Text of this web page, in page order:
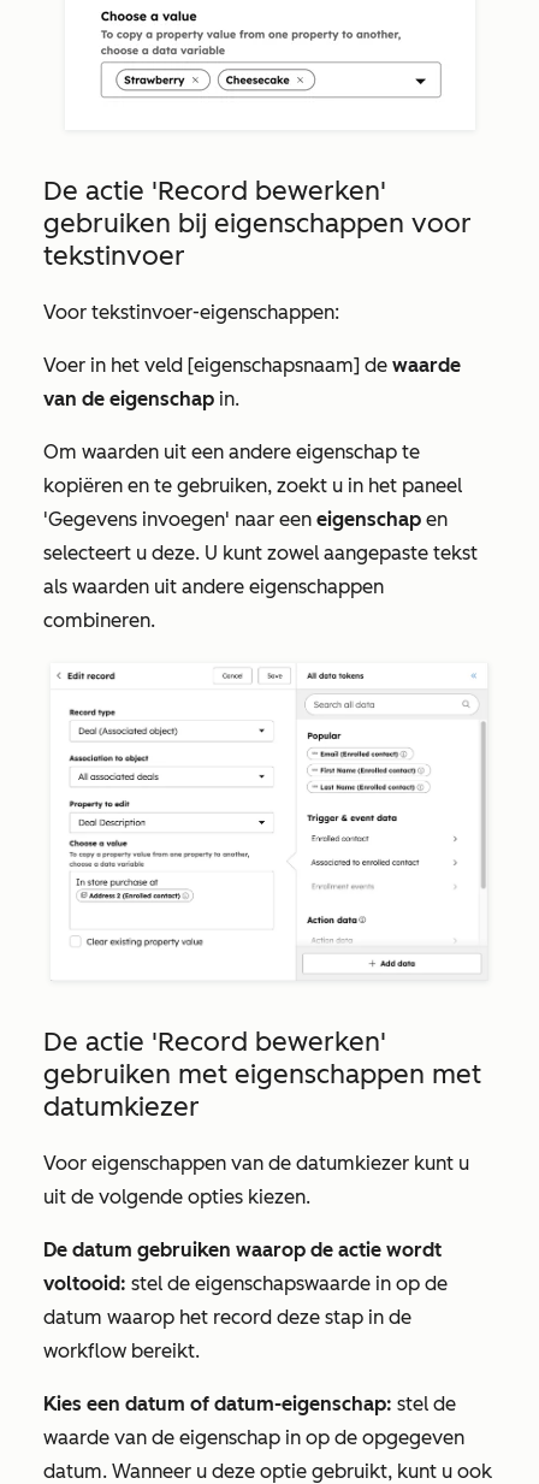
De actie 'Record bewerken'
gebruiken bij eigenschappen voor
tekstinvoer
Voor tekstinvoer-eigenschappen:
Voer in het veld [eigenschapsnaam] de waarde
van de eigenschap in.
Om waarden uit een andere eigenschap te
kopiëren en te gebruiken, zoekt u in het paneel
'Gegevens invoegen' naar een eigenschap en
selecteert u deze. U kunt zowel aangepaste tekst
als waarden uit andere eigenschappen
combineren.
De actie 'Record bewerken'
gebruiken met eigenschappen met
datumkiezer
Voor eigenschappen van de datumkiezer kunt u
uit de volgende opties kiezen.
De datum gebruiken waarop de actie wordt
voltooid: stel de eigenschapswaarde in op de
datum waarop het record deze stap in de
workflow bereikt.
Kies een datum of datum-eigenschap: stel de
waarde van de eigenschap in op de opgegeven
datum. Wanneer u deze optie gebruikt, kunt u ook